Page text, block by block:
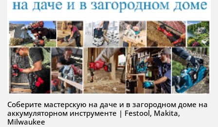
Соберите мастерскую на даче и в загородном доме на
аккумуляторном инструменте | Festool, Makita,
Milwaukee